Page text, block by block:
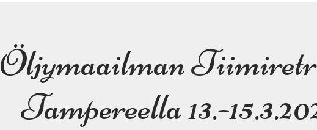
Öljymaailman
Tampereella 13.-